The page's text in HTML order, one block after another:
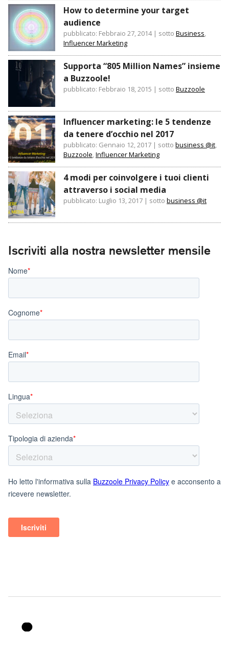
How to determine your target
audience
pubblicato: Febbraio 27, 2014| sotto Business,
Influencer Marketing
Supporta “805 Million Names” insieme
a Buzzoole!
pubblicato: Febbraio 18, 2015 | sotto Buzzoole
Influencer marketing: le 5 tendenze
da tenere d’occhio nel 2017
pubblicato: Gennaio 12, 2017 | sotto business @it,
Buzzoole,Influencer Marketing
4 modi per coinvolgere i tuoi clienti
attraverso i social media
pubblicato: Luglio 13, 2017 | sotto business @it
Iscriviti alla nostra newsletter mensile